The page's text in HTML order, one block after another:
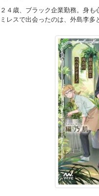
２４歳、ブラック企業勤務。身
ミレスで出会ったのは、外島李多